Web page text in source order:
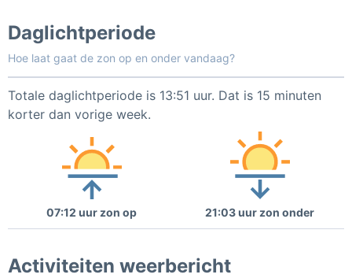
Daglichtperiode
Hoe laat gaat de zon op en onder vandaag?
Totale daglichtperiode is 13:51 uur. Dat is 15 minuten
korter dan vorige week.
07:12 uur zon op 21:03 uur zon onder
Activiteiten weerbericht